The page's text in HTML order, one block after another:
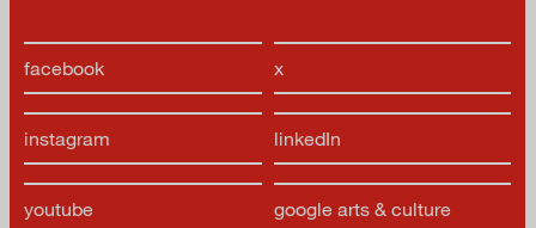
facebook x
instagram linkedIn
youtube google arts & culture